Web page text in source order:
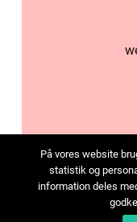
På vores website
statistik og
information deles